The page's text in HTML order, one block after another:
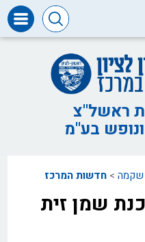
ראשל"צ
בע"מ
שקמה >חדשות המרכז
שמן זית